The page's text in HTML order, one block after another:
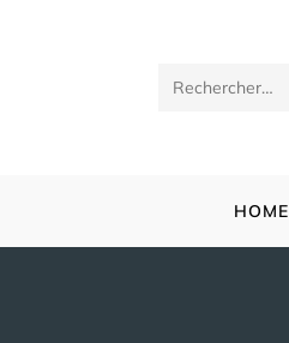
Rechercher
HOME